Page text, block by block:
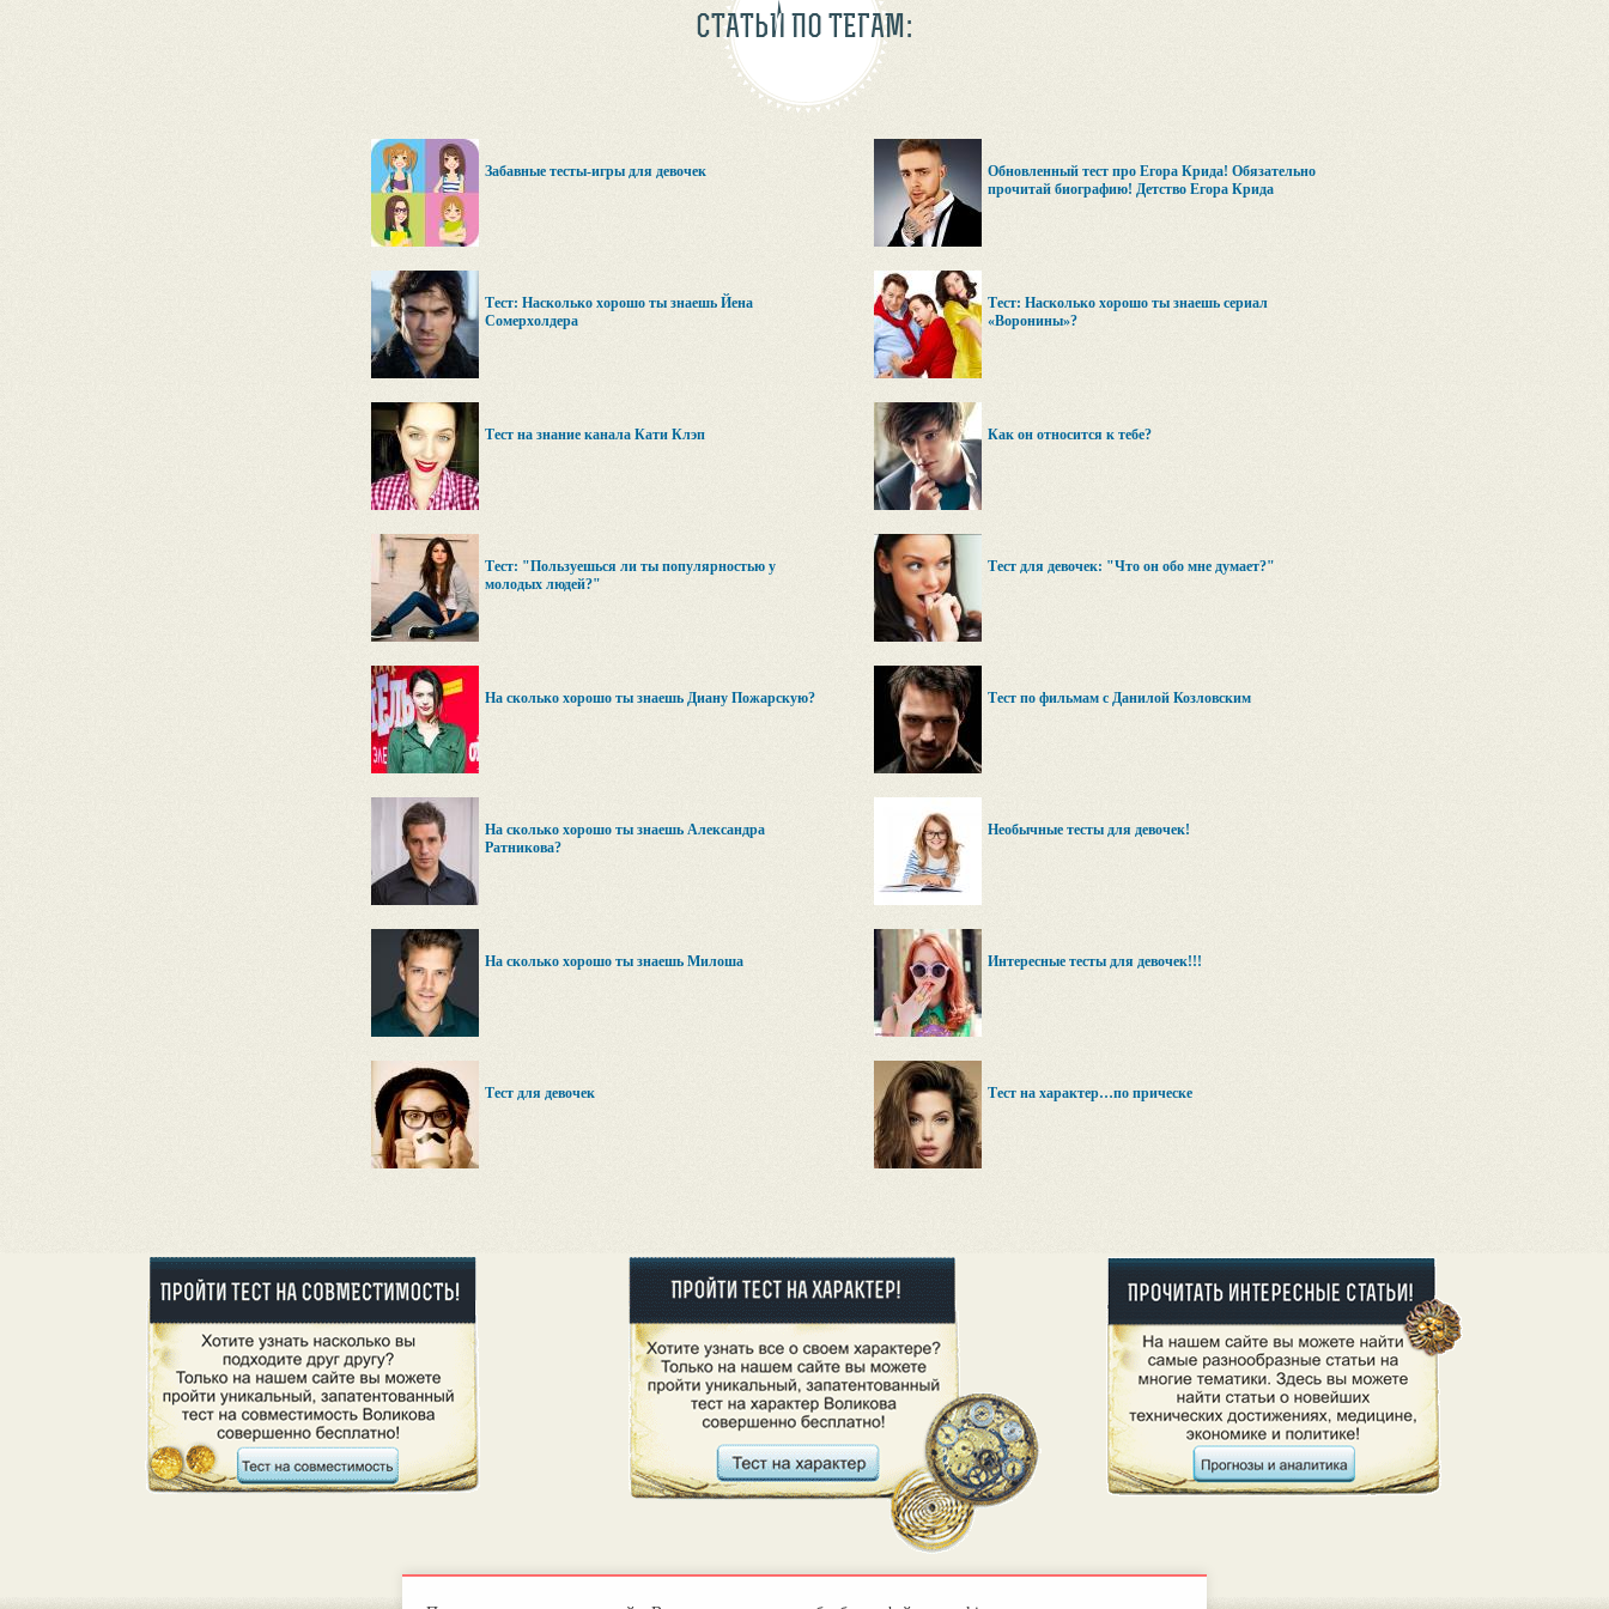
СТАТЬИ ПО ТЕГАМ:
Забавные тесты-игры для девочек
Обновленный тест про Егора Крида! Обязательно
прочитай биографию! Детство Егора Крида
Тест: Насколько хорошо ты знаешь Йена
Сомерхолдера
Тест: Насколько хорошо ты знаешь сериал
«Воронины»?
Тест на знание канала Кати Клэп Как он относится к тебе?
Тест: "Пользуешься ли ты популярностью у
молодых людей?"
Тест для девочек: "Что он обо мне думает?"
На сколько хорошо ты знаешь Диану Пожарскую? Тест по фильмам с Данилой Козловским
На сколько хорошо ты знаешь Александра
Ратникова?
Необычные тесты для девочек!
На сколько хорошо ты знаешь Милоша Интересные тесты для девочек!!!
Тест для девочек Тест на характер…по прическе